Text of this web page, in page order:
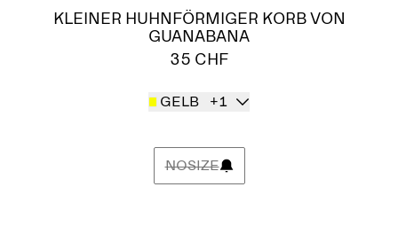
KLEINER HUHNFÖRMIGER KORB VON
GUANABANA
35 CHF
GELB +1
NOSIZE